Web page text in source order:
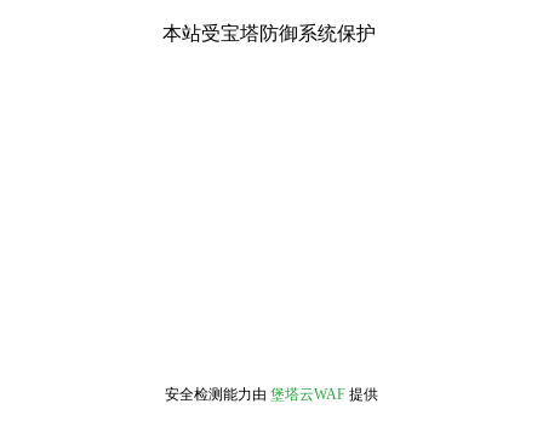
本站受宝塔防御系统保护
安全检测能力由 堡塔云WAF 提供